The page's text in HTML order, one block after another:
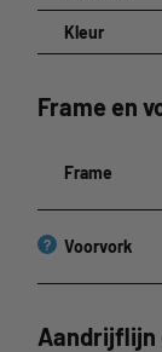
Kleur
Frame en
Frame
Voorvork
?
Aandrijflijn